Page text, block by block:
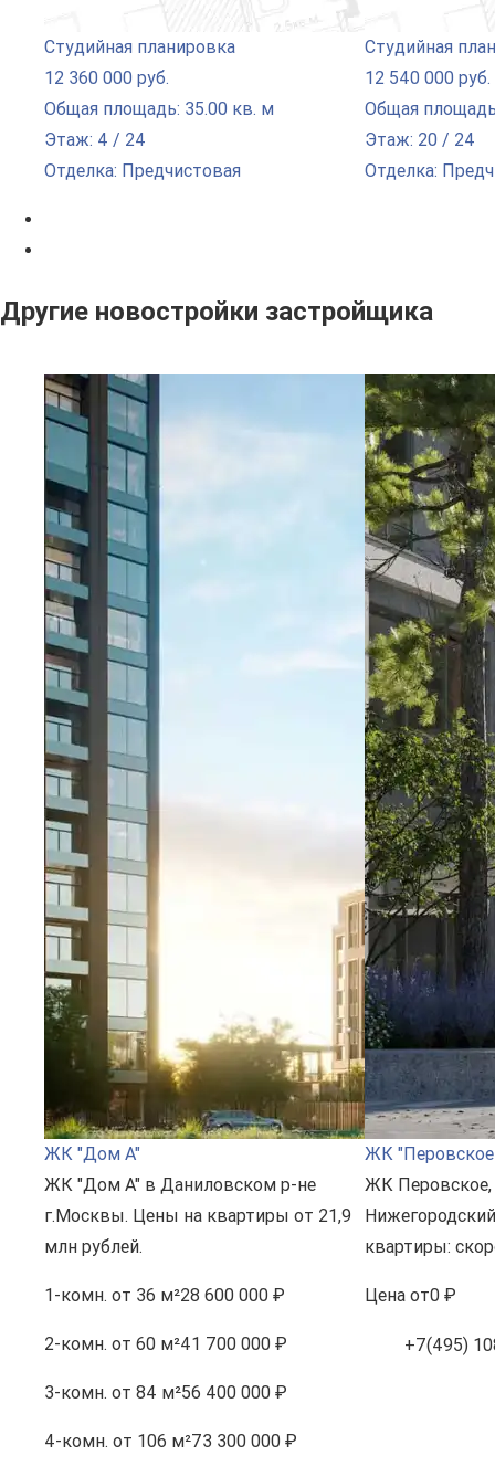
Студийная планировка
12 360 000 руб.
Общая площадь: 35.00 кв. м
Этаж: 4 / 24
Отделка: Предчистовая
Студийная
12 540 000 руб.
Общая
Этаж: 20 / 24
Отделка:
Другие новостройки застройщика
ЖК "Дом А"
ЖК "Дом А" в Даниловском р-не
г.Москвы. Цены на квартиры от 21,9
млн рублей.
1-комн. от 36 м²28 600 000 ₽
2-комн. от 60 м²41 700 000 ₽
3-комн. от 84 м²56 400 000 ₽
4-комн. от 106 м²73 300 000 ₽
ЖК
ЖК Перовское,
квартиры:
Цена от0 ₽
+7(495)